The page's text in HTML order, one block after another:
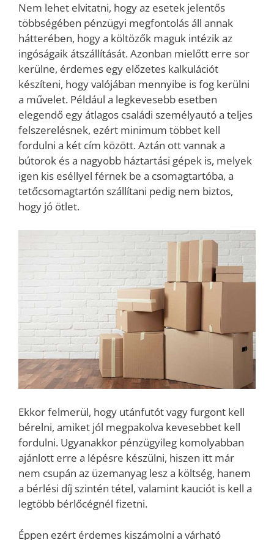
Nem lehet elvitatni, hogy az esetek jelentős
többségében pénzügyi megfontolás áll annak
hátterében, hogy a költözők maguk intézik az
ingóságaik átszállítását. Azonban mielőtt erre sor
kerülne, érdemes egy előzetes kalkulációt
készíteni, hogy valójában mennyibe is fog kerülni
a művelet. Például a legkevesebb esetben
elegendő egy átlagos családi személyautó a teljes
felszerelésnek, ezért minimum többet kell
fordulni a két cím között. Aztán ott vannak a
bútorok és a nagyobb háztartási gépek is, melyek
igen kis eséllyel férnek be a csomagtartóba, a
tetőcsomagtartón szállítani pedig nem biztos,
hogy jó ötlet.
Ekkor felmerül, hogy utánfutót vagy furgont kell
bérelni, amiket jól megpakolva kevesebbet kell
fordulni. Ugyanakkor pénzügyileg komolyabban
ajánlott erre a lépésre készülni, hiszen itt már
nem csupán az üzemanyag lesz a költség, hanem
a bérlési díj szintén tétel, valamint kauciót is kell a
legtöbb bérlőcégnél fizetni.
Éppen ezért érdemes kiszámolni a várható